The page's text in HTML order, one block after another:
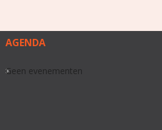
AGENDA
Geen evenementen